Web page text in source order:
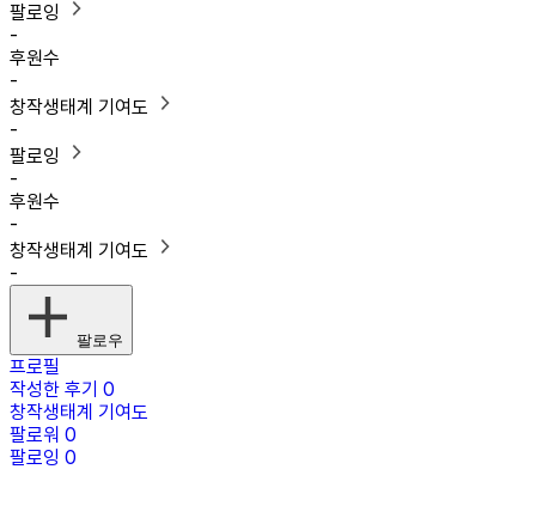
팔로잉
-
후원수
-
창작생태계 기여도
-
팔로잉
-
후원수
-
창작생태계 기여도
-
팔로우
프로필
작성한 후기 0
창작생태계 기여도
팔로워 0
팔로잉 0